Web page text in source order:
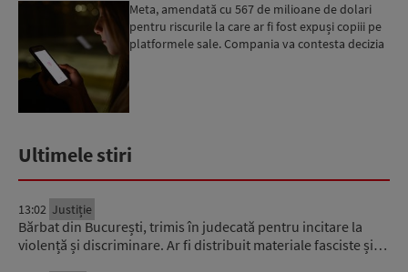
Meta, amendată cu 567 de milioane de dolari
pentru riscurile la care ar fi fost expuși copiii pe
platformele sale. Compania va contesta decizia
Ultimele stiri
13:02 Justiție
Bărbat din București, trimis în judecată pentru incitare la
violență și discriminare. Ar fi distribuit materiale fasciste și…